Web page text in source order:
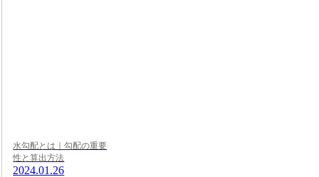
水勾配とは｜勾配の重要
性と算出方法
2024.01.26